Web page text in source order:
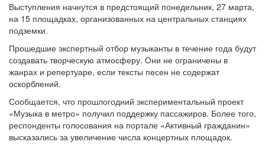
Выступления начнутся в предстоящий понедельник, 27 марта,
на 15 площадках, организованных на центральных станциях
подземки.
Прошедшие экспертный отбор музыканты в течение года будут
создавать творческую атмосферу. Они не ограничены в
жанрах и репертуаре, если тексты песен не содержат
оскорблений.
Сообщается, что прошлогодний экспериментальный проект
«Музыка в метро» получил поддержку пассажиров. Более того,
респонденты голосования на портале «Активный гражданин»
высказались за увеличение числа концертных площадок.